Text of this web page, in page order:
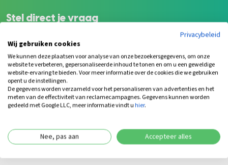
Stel direct je vraag
info@arendsnatuurlijk.com
0488 - 72 31 24
Via het contactformulier
Chat met ons
Privacybeleid
Wij gebruiken cookies
We kunnen deze plaatsen voor analyse van onze bezoekersgegevens, om onze
website te verbeteren, gepersonaliseerde inhoud te tonen en om u een geweldige
website-ervaring te bieden. Voor meer informatie over de cookies die we gebruiken
opent u de instellingen.
De gegevens worden verzameld voor het personaliseren van advertenties en het
meten van de effectiviteit van reclamecampagnes. Gegevens kunnen worden
gedeeld met Google LLC, meer informatie vindt uhier.
Nee, pas aan Accepteer alles